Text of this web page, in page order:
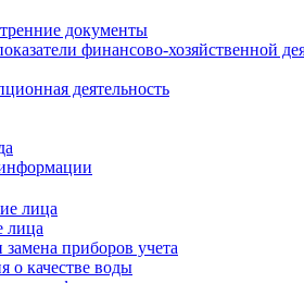
документы
финансово-хозяйственной
деятельность
лица
лица
замена приборов учета
о качестве воды